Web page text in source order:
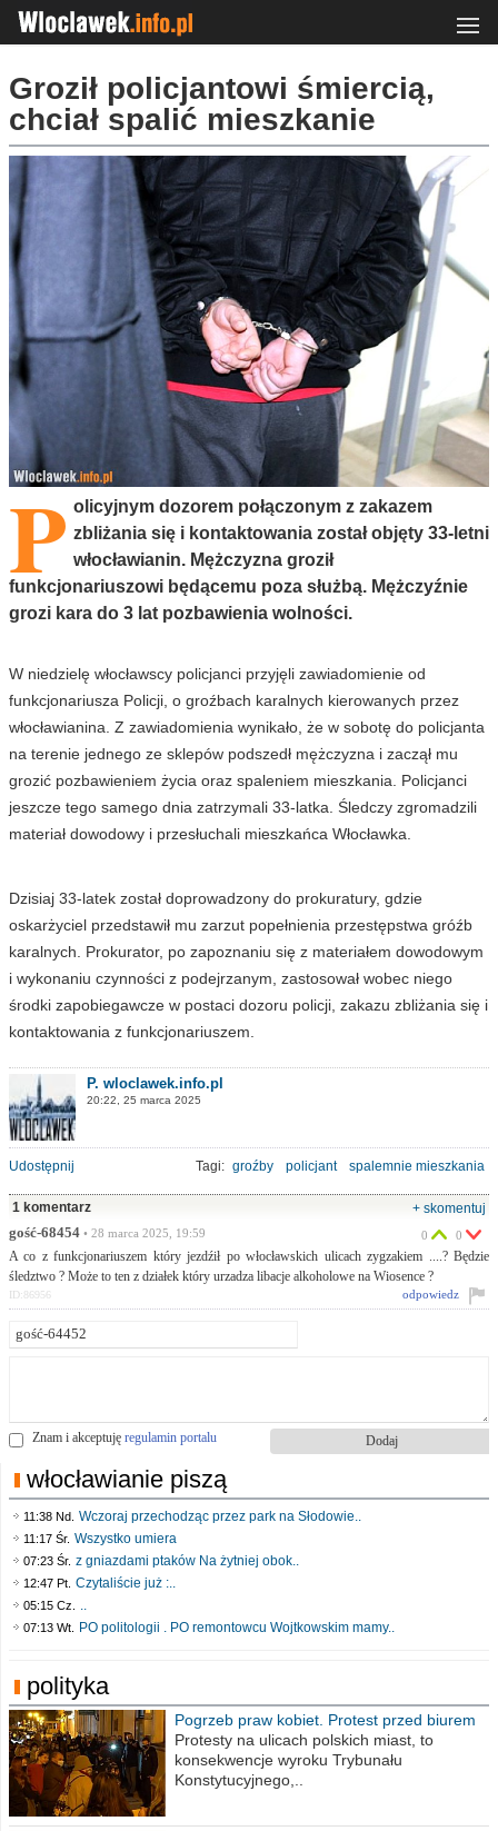
Groził policjantowi śmiercią,
chciał spalić mieszkanie
P olicyjnym dozorem połączonym z zakazem
zbliżania się i kontaktowania został objęty 33-letni
włocławianin. Mężczyzna groził
funkcjonariuszowi będącemu poza służbą. Mężczyźnie
grozi kara do 3 lat pozbawienia wolności.
W niedzielę włocławscy policjanci przyjęli zawiadomienie od
funkcjonariusza Policji, o groźbach karalnych kierowanych przez
włocławianina. Z zawiadomienia wynikało, że w sobotę do policjanta
na terenie jednego ze sklepów podszedł mężczyzna i zaczął mu
grozić pozbawieniem życia oraz spaleniem mieszkania. Policjanci
jeszcze tego samego dnia zatrzymali 33-latka. Śledczy zgromadzili
materiał dowodowy i przesłuchali mieszkańca Włocławka.
Dzisiaj 33-latek został doprowadzony do prokuratury, gdzie
oskarżyciel przedstawił mu zarzut popełnienia przestępstwa gróźb
karalnych. Prokurator, po zapoznaniu się z materiałem dowodowym
i wykonaniu czynności z podejrzanym, zastosował wobec niego
środki zapobiegawcze w postaci dozoru policji, zakazu zbliżania się i
kontaktowania z funkcjonariuszem.
P. wloclawek.info.pl
20:22, 25 marca 2025
Udostępnij Tagi: groźby policjant spalemnie mieszkania
1 komentarz
+ skomentuj
gość-68454 • 28 marca 2025, 19:59
A co z funkcjonariuszem który jezdźił po włocławskich ulicach zygzakiem ....? Będzie
śledztwo ? Może to ten z działek który urzadza libacje alkoholowe na Wiosence ?
0 0
odpowiedz
ID:86956
Znam i akceptuję regulamin portalu
włocławianie piszą
11:38 Nd. Wczoraj przechodząc przez park na Słodowie..
11:17 Śr. Wszystko umiera
07:23 Śr. z gniazdami ptaków Na żytniej obok..
12:47 Pt. Czytaliście już :..
05:15 Cz. ..
07:13 Wt. PO politologii . PO remontowcu Wojtkowskim mamy..
polityka
Pogrzeb praw kobiet. Protest przed biurem
poselskim PiS
Protesty na ulicach polskich miast, to
konsekwencje wyroku Trybunału
Konstytucyjnego,..